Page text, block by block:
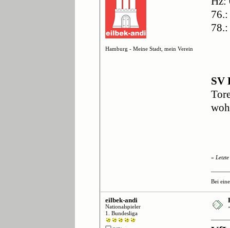
Hamburg - Meine Stadt, mein Verein
SV
«
Bei
eilbek-andi
Nationalspieler
1. Bundesliga